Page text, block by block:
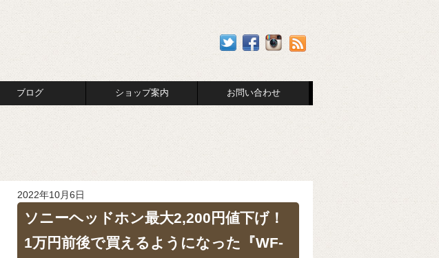
ブログ ショップ案内 お問い合わせ
2022年10月6日
ソニーヘッドホン最大2,200円値下げ！
1万円前後で買えるようになった『WF-